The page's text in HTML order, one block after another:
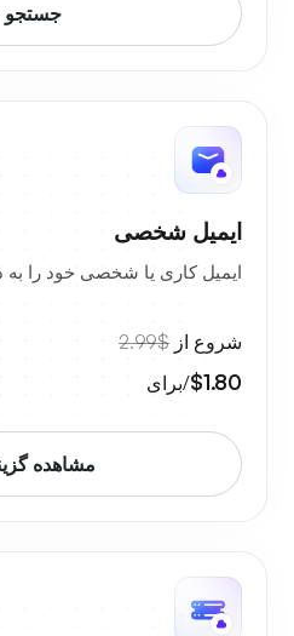
جستجو
ایمیل شخصی
ایمیل کاری یا شخصی خود را به
شروع از $2.99
$1.80/برای
مشاهده